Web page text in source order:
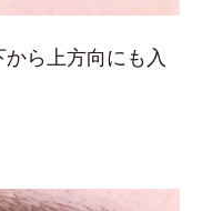
ら上方向にも入